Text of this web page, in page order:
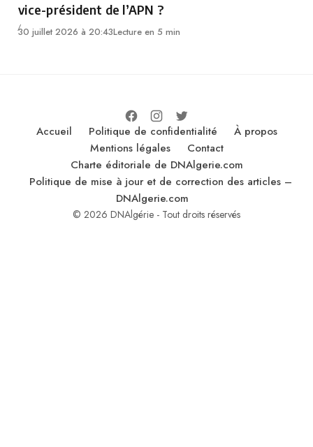
vice-président de l’APN ?
30 juillet 2026 à 20:43Lecture en 5 min
Accueil Politique de confidentialité
À propos
Mentions légales
Contact
Charte éditoriale de DNAlgerie.com
Politique de mise à jour et de correction des articles –
DNAlgerie.com
© 2026 DNAlgérie - Tout droits réservés